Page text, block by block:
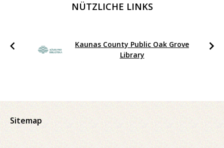
NÜTZLICHE LINKS
Kaunas County Public Oak Grove
Library
Sitemap